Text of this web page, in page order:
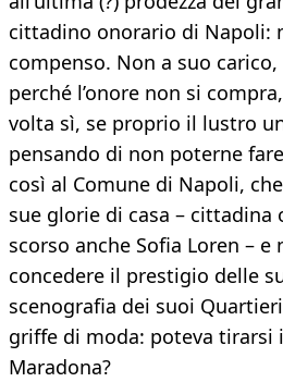
cittadino onorario di Napoli:
compenso. Non a suo
perché l’onore non si
volta sì, se proprio il lustro
pensando di non poterne
così al Comune di Napoli,
sue glorie di casa – cittadina
scorso anche Sofia Loren – e
concedere il prestigio delle
scenografia dei suoi
griffe di moda: poteva tirarsi
Maradona?